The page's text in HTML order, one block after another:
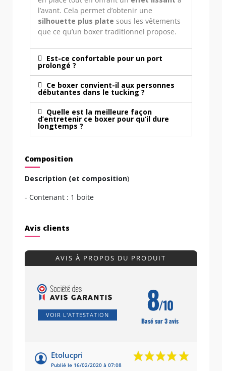
l’avant. Cela permet d’obtenir une
silhouette plus plate sous les vêtements
que ce qu’un boxer traditionnel propose.
Est-ce confortable pour un port
prolongé ?
Ce boxer convient-il aux personnes
débutantes dans le tucking ?
Quelle est la meilleure façon
d’entretenir ce boxer pour qu’il dure
longtemps ?
Composition
Description (et composition)
- Contenant : 1 boite
Avis clients
AVIS À PROPOS DU PRODUIT
VOIR L'ATTESTATION 8/10
Basé sur 3 avis
Etolucpri
Publié le 16/02/2020 à 07:08